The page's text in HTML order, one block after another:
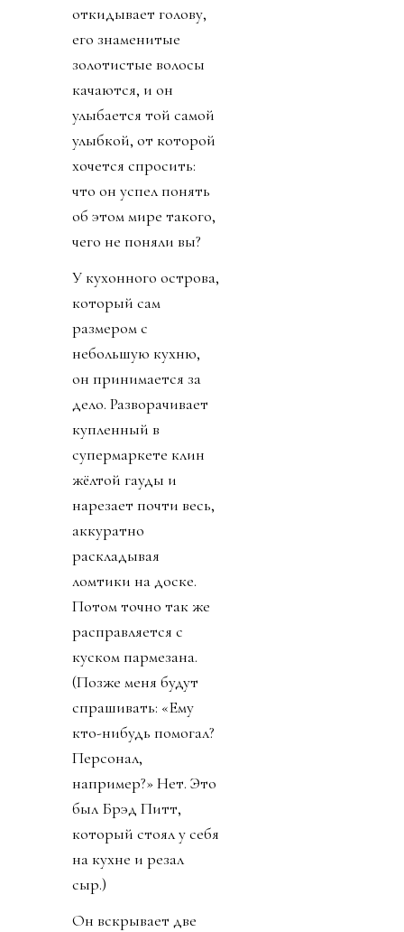
откидывает голову,
его знаменитые
золотистые волосы
качаются, и он
улыбается той самой
улыбкой, от которой
хочется спросить:
что он успел понять
об этом мире такого,
чего не поняли вы?
У кухонного острова,
который сам
размером с
небольшую кухню,
он принимается за
дело. Разворачивает
купленный в
супермаркете клин
жёлтой гауды и
нарезает почти весь,
аккуратно
раскладывая
ломтики на доске.
Потом точно так же
расправляется с
куском пармезана.
(Позже меня будут
спрашивать: «Ему
кто-нибудь помогал?
Персонал,
например?» Нет. Это
был Брэд Питт,
который стоял у себя
на кухне и резал
сыр.)
Он вскрывает две